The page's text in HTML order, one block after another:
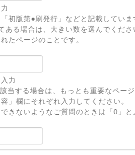
初版第●刷発行」などと記載してい
ある場合は、大きい数を選んでくだ
たページのことです。
力
当する場合は、もっとも重要なページ
」欄にそれぞれ入力してください。
きないようなご質問のときは「0」と